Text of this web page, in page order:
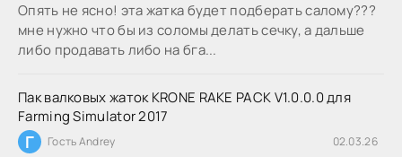
Опять не ясно! эта жатка будет подберать салому???
мне нужно что бы из соломы делать сечку, а дальше
либо продавать либо на бга...
Пак валковых жаток KRONE RAKE PACK V1.0.0.0 для
Farming Simulator 2017
Г Гость Andrey 02.03.26